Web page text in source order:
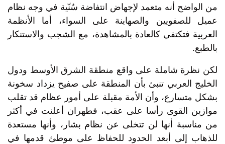
من الواضح أنه متعمد لإجهاض انتفاضة سُنّية في وجه نظام
عميل للصفويين والصهاينة على السواء، أما الأنظمة
العربية فتكتفي كالعادة بالمشاهدة، مع الشجب والاستنكار
بالطبع.
لكن نظرة شاملة على واقع منطقة الشرق الأوسط ودول
الخليج العربي تنبئ بأن المنطقة على صفيح يزداد سخونة
بشكل متسارع، وأن الأمة مقبلة على أمور عظام قد تقلب
موازين القوى رأسا على عقب، فطهران أعلنت في أكثر
من مناسبة أنها لن تتخلى عن نظام بشار، وأنها مستعدة
للذهاب إلى أبعد الحدود للحفاظ على موطئ قدمها في